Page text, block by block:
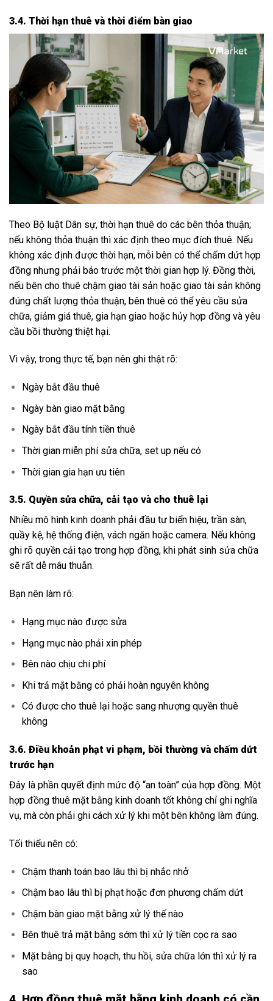
3.4. Thời hạn thuê và thời điểm bàn giao
Theo Bộ luật Dân sự, thời hạn thuê do các bên thỏa thuận;
nếu không thỏa thuận thì xác định theo mục đích thuê. Nếu
không xác định được thời hạn, mỗi bên có thể chấm dứt hợp
đồng nhưng phải báo trước một thời gian hợp lý. Đồng thời,
nếu bên cho thuê chậm giao tài sản hoặc giao tài sản không
đúng chất lượng thỏa thuận, bên thuê có thể yêu cầu sửa
chữa, giảm giá thuê, gia hạn giao hoặc hủy hợp đồng và yêu
cầu bồi thường thiệt hại.
Vì vậy, trong thực tế, bạn nên ghi thật rõ:
Ngày bắt đầu thuê
Ngày bàn giao mặt bằng
Ngày bắt đầu tính tiền thuê
Thời gian miễn phí sửa chữa, set up nếu có
Thời gian gia hạn ưu tiên
3.5. Quyền sửa chữa, cải tạo và cho thuê lại
Nhiều mô hình kinh doanh phải đầu tư biển hiệu, trần sàn,
quầy kệ, hệ thống điện, vách ngăn hoặc camera. Nếu không
ghi rõ quyền cải tạo trong hợp đồng, khi phát sinh sửa chữa
sẽ rất dễ mâu thuẫn.
Bạn nên làm rõ:
Hạng mục nào được sửa
Hạng mục nào phải xin phép
Bên nào chịu chi phí
Khi trả mặt bằng có phải hoàn nguyên không
Có được cho thuê lại hoặc sang nhượng quyền thuê
không
3.6. Điều khoản phạt vi phạm, bồi thường và chấm dứt
trước hạn
Đây là phần quyết định mức độ “an toàn” của hợp đồng. Một
hợp đồng thuê mặt bằng kinh doanh tốt không chỉ ghi nghĩa
vụ, mà còn phải ghi cách xử lý khi một bên không làm đúng.
Tối thiểu nên có:
Chậm thanh toán bao lâu thì bị nhắc nhở
Chậm bao lâu thì bị phạt hoặc đơn phương chấm dứt
Chậm bàn giao mặt bằng xử lý thế nào
Bên thuê trả mặt bằng sớm thì xử lý tiền cọc ra sao
Mặt bằng bị quy hoạch, thu hồi, sửa chữa lớn thì xử lý ra
sao